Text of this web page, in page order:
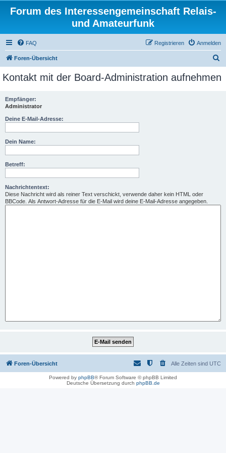
Forum des Interessengemeinschaft Relais-
und Amateurfunk
FAQ Anmelden
Registrieren
Foren-Übersicht
c
Kontakt mit der Board-Administration aufnehmen
Empfänger:
Administrator
Deine E-Mail-Adresse:
Dein Name:
Betreff:
Nachrichtentext:
Diese Nachricht wird als reiner Text verschickt, verwende daher kein HTML oder
BBCode. Als Antwort-Adresse für die E-Mail wird deine E-Mail-Adresse angegeben.
Foren-Übersicht Alle Zeiten sind UTC
Powered by phpBB® Forum Software © phpBB Limited
Deutsche Übersetzung durch phpBB.de